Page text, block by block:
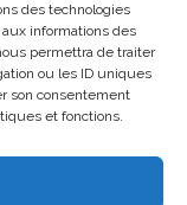
des technologies
informations des
permettra de traiter
ou les ID uniques
son consentement
et fonctions.
pose et
avantages